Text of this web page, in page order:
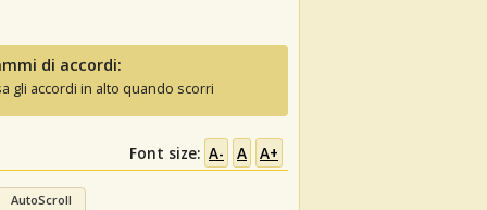
di accordi:
gli accordi in alto quando scorri
Font size: A- A A+
AutoScroll